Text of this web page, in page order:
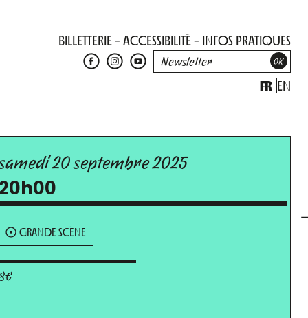
BILLETTERIE ACCESSIBILITÉ INFOS PRATIQUES
FR EN
20 septembre 2025
20h00
GRANDE SCÈNE